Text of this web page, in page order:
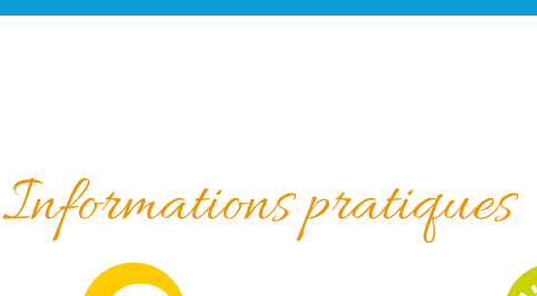
vous offre son petit paradis en pleine
Informations pratiques